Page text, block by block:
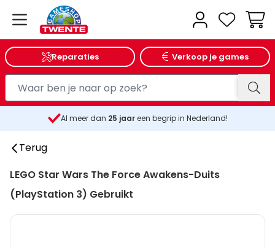
Reparaties Verkoop je games
Al meer dan 25 jaareen begrip in Nederland!
Terug
LEGO Star Wars The Force Awakens-Duits
(PlayStation 3) Gebruikt